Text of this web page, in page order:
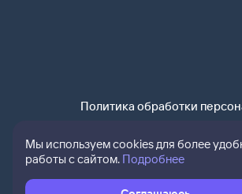
Политика обработки
При использовании
Мы используем cookies для более
работы с сайтом. Подробнее